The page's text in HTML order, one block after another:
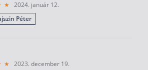
2024. január 12.
Péter
2023. december 19.